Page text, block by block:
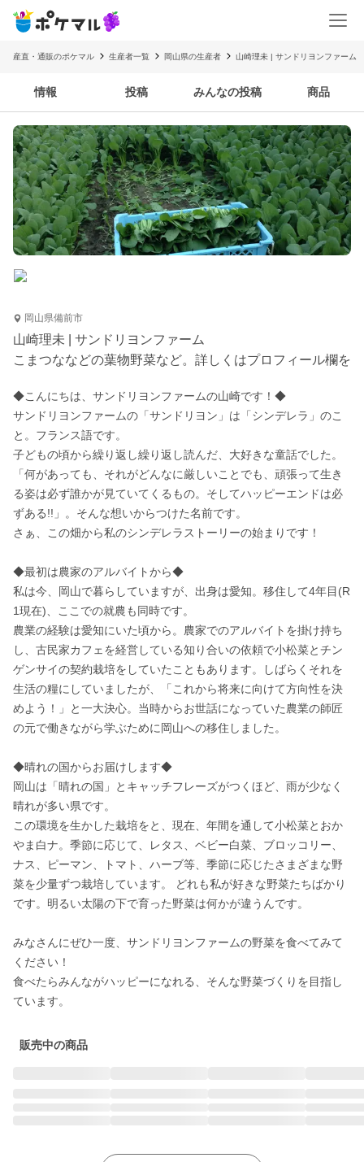
産直・通販のポケマル 生産者一覧 岡山県の生産者 山崎理未 | サンドリヨンファーム
情報 投稿 みんなの投稿 商品
岡山県備前市
山崎理未 | サンドリヨンファーム
こまつななどの葉物野菜など。詳しくはプロフィール欄を
◆こんにちは、サンドリヨンファームの山崎です！◆
サンドリヨンファームの「サンドリヨン」は「シンデレラ」のこ
と。フランス語です。
子どもの頃から繰り返し繰り返し読んだ、大好きな童話でした。
「何があっても、それがどんなに厳しいことでも、頑張って生き
る姿は必ず誰かが見ていてくるもの。そしてハッピーエンドは必
ずある!!」。そんな想いからつけた名前です。
さぁ、この畑から私のシンデレラストーリーの始まりです！
◆最初は農家のアルバイトから◆
私は今、岡山で暮らしていますが、出身は愛知。移住して4年目(R
1現在)、ここでの就農も同時です。
農業の経験は愛知にいた頃から。農家でのアルバイトを掛け持ち
し、古民家カフェを経営している知り合いの依頼で小松菜とチン
ゲンサイの契約栽培をしていたこともあります。しばらくそれを
生活の糧にしていましたが、「これから将来に向けて方向性を決
めよう！」と一大決心。当時からお世話になっていた農業の師匠
の元で働きながら学ぶために岡山への移住しました。
◆晴れの国からお届けします◆
岡山は「晴れの国」とキャッチフレーズがつくほど、雨が少なく
晴れが多い県です。
この環境を生かした栽培をと、現在、年間を通して小松菜とおか
やま白ナ。季節に応じて、レタス、ベビー白菜、ブロッコリー、
ナス、ピーマン、トマト、ハーブ等、季節に応じたさまざまな野
菜を少量ずつ栽培しています。 どれも私が好きな野菜たちばかり
です。明るい太陽の下で育った野菜は何かが違うんです。
みなさんにぜひ一度、サンドリヨンファームの野菜を食べてみて
ください！
食べたらみんながハッピーになれる、そんな野菜づくりを目指し
ています。
販売中の商品